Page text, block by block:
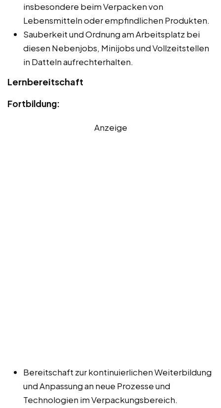
insbesondere beim Verpacken von
Lebensmitteln oder empfindlichen Produkten.
Sauberkeit und Ordnung am Arbeitsplatz bei
diesen Nebenjobs, Minijobs und Vollzeitstellen
in Datteln aufrechterhalten.
Lernbereitschaft
Fortbildung:
Anzeige
Bereitschaft zur kontinuierlichen Weiterbildung
und Anpassung an neue Prozesse und
Technologien im Verpackungsbereich.